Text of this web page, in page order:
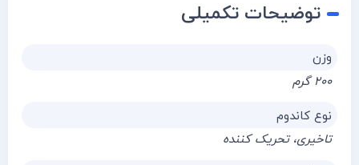
توضیحات تکمیلی
وزن
۲۰۰ گرم
نوع کاندوم
تاخیری، تحریک کننده